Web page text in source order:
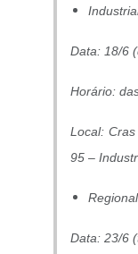
Data: 18/6
Horário:
Local:
95 –
Data: 23/6